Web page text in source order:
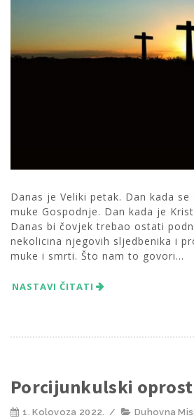
Danas je Veliki petak. Dan kada se
muke Gospodnje. Dan kada je
Danas bi čovjek trebao ostati
nekolicina njegovih sljedbenika i
muke i smrti. Što nam to govori...
NASTAVI ČITATI
Porcijunkulski oprost
1. Kolovoza 2022. / Duhovna